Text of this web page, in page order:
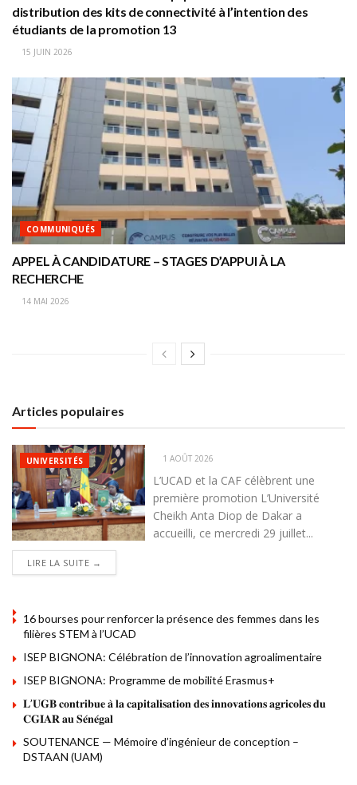
distribution des kits de connectivité à l’intention des
étudiants de la promotion 13
15 JUIN 2026
COMMUNIQUÉS
APPEL À CANDIDATURE – STAGES D’APPUI À LA
RECHERCHE
14 MAI 2026
Articles populaires
UNIVERSITÉS 1 AOÛT 2026
L’UCAD et la CAF célèbrent une
première promotion L’Université
Cheikh Anta Diop de Dakar a
accueilli, ce mercredi 29 juillet...
LIRE LA SUITE →
16 bourses pour renforcer la présence des femmes dans les
filières STEM à l’UCAD
ISEP BIGNONA: Célébration de l’innovation agroalimentaire
ISEP BIGNONA: Programme de mobilité Erasmus+
𝐋’𝐔𝐆𝐁 𝐜𝐨𝐧𝐭𝐫𝐢𝐛𝐮𝐞 𝐚̀ 𝐥𝐚 𝐜𝐚𝐩𝐢𝐭𝐚𝐥𝐢𝐬𝐚𝐭𝐢𝐨𝐧 𝐝𝐞𝐬 𝐢𝐧𝐧𝐨𝐯𝐚𝐭𝐢𝐨𝐧𝐬 𝐚𝐠𝐫𝐢𝐜𝐨𝐥𝐞𝐬 𝐝𝐮
𝐂𝐆𝐈𝐀𝐑 𝐚𝐮 𝐒𝐞́𝐧𝐞́𝐠𝐚𝐥
SOUTENANCE — Mémoire d’ingénieur de conception –
DSTAAN (UAM)